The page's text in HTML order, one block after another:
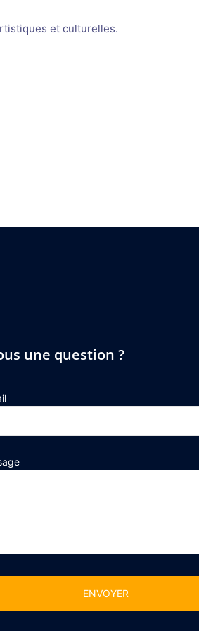
et culturelles.
une question ?